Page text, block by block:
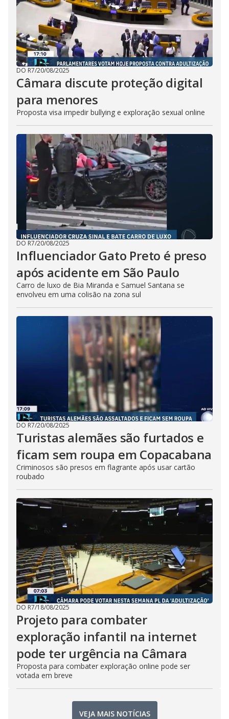
DO R7/20/08/2025
Câmara discute proteção digital
para menores
Proposta visa impedir bullying e exploração sexual online
DO R7/20/08/2025
Influenciador Gato Preto é preso
após acidente em São Paulo
Carro de luxo de Bia Miranda e Samuel Santana se
envolveu em uma colisão na zona sul
DO R7/20/08/2025
Turistas alemães são furtados e
ficam sem roupa em Copacabana
Criminosos são presos em flagrante após usar cartão
roubado
DO R7/18/08/2025
Projeto para combater
exploração infantil na internet
pode ter urgência na Câmara
Proposta para combater exploração online pode ser
votada em breve
VEJA MAIS NOTÍCIAS